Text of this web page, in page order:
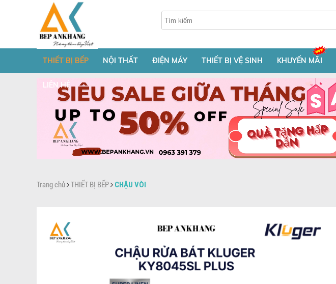
THIẾT BỊ BẾP NỘI THẤT ĐIỆN MÁY THIẾT BỊ VỆ SINH KHUYẾN MÃI
LIÊN HỆ
Trang chủ THIẾT BỊ BẾP CHẬU VÒI